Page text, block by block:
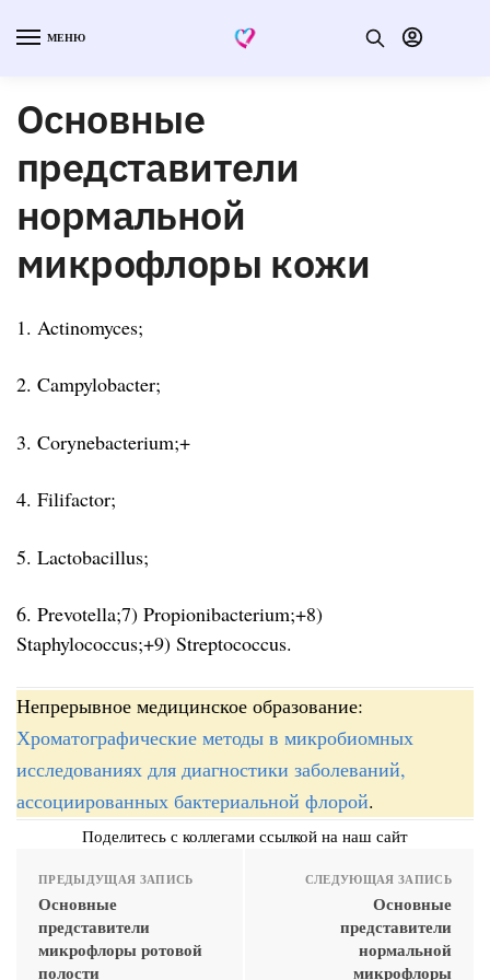
МЕНЮ
Основные
представители
нормальной
микрофлоры кожи
1. Actinomyces;
2. Campylobacter;
3. Corynebacterium;+
4. Filifactor;
5. Lactobacillus;
6. Prevotella;7) Propionibacterium;+8)
Staphylococcus;+9) Streptococcus.
Непрерывное медицинское образование:
Хроматографические методы в микробиомных
исследованиях для диагностики заболеваний,
ассоциированных бактериальной флорой.
Поделитесь с коллегами ссылкой на наш сайт
ПРЕДЫДУЩАЯ ЗАПИСЬ
Основные
представители
микрофлоры ротовой
полости
СЛЕДУЮЩАЯ ЗАПИСЬ
Основные
представители
нормальной
микрофлоры